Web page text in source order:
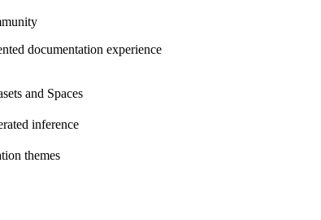
documentation experience
and Spaces
inference
themes